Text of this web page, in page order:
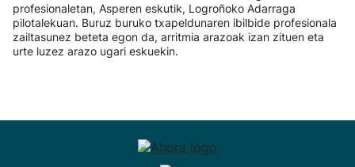
profesionaletan, Asperen eskutik, Logroñoko Adarraga
pilotalekuan. Buruz buruko txapeldunaren ibilbide profesionala
zailtasunez beteta egon da, arritmia arazoak izan zituen eta
urte luzez arazo ugari eskuekin.